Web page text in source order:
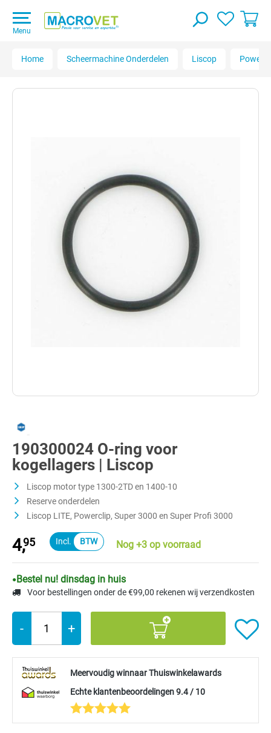
Menu
Home Scheermachine Onderdelen Liscop
190300024 O-ring voor
kogellagers | Liscop
Liscop motor type 1300-2TD en 1400-10
Reserve onderdelen
Liscop LITE, Powerclip, Super 3000 en Super Profi 3000
4,95 Nog +3 op voorraad
Bestel nu! dinsdag in huis
Voor bestellingen onder de €99,00 rekenen wij verzendkosten
- +
Meervoudig winnaar Thuiswinkelawards
Echte klantenbeoordelingen 9.4 / 10